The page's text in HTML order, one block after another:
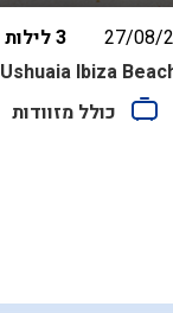
בין
27/08/
3 לילות
Ushuaia Ibiza
כולל מזוודות